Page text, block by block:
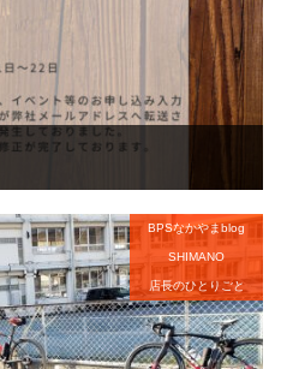
BPSなかやまblog
SHIMANO
店長のひとりごと